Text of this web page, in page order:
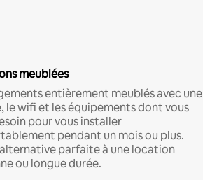
meublées
entièrement meublés avec une
le wifi et les équipements dont vous
pour vous installer
pendant un mois ou plus.
parfaite à une location
ou longue durée.